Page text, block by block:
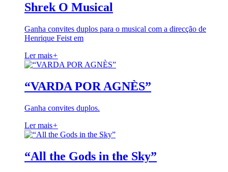
Shrek O Musical
Ganha convites duplos para o musical com a direcção de
Henrique Feist em
Ler mais+
“VARDA POR AGNÈS”
Ganha convites duplos.
Ler mais+
“All the Gods in the Sky”